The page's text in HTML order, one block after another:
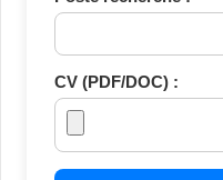
CV (PDF/DOC) :